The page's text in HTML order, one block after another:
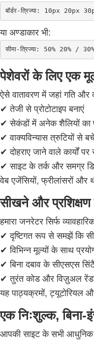
या अण्डाकार भी:
पेशेवरों के लिए एक
ऐसे वातावरण में जहां गति
✔ तेजी से प्रोटोटाइप बनाएं
✔ सेकंडों में अनेक शैलियों का
✔ वाक्यविन्यास त्रुटियों से
✔ दोहराए जाने वाले कार्यों
✔ साइट के तर्क और समग्र
वेब एजेंसियों, फ्रीलांसरों और
सीखने और
हमारा जनरेटर सिर्फ
✔ दृष्टिगत रूप से समझें कि
✔ विभिन्न मूल्यों के साथ
✔ बिना दबाव के सीएसएस
✔ तुरंत कोड और विज़ुअल
यह पाठ्यक्रमों, ट्यूटोरियल
एक निःशुल्क, बिना-
आपकी साइट के सभी आधुनिक